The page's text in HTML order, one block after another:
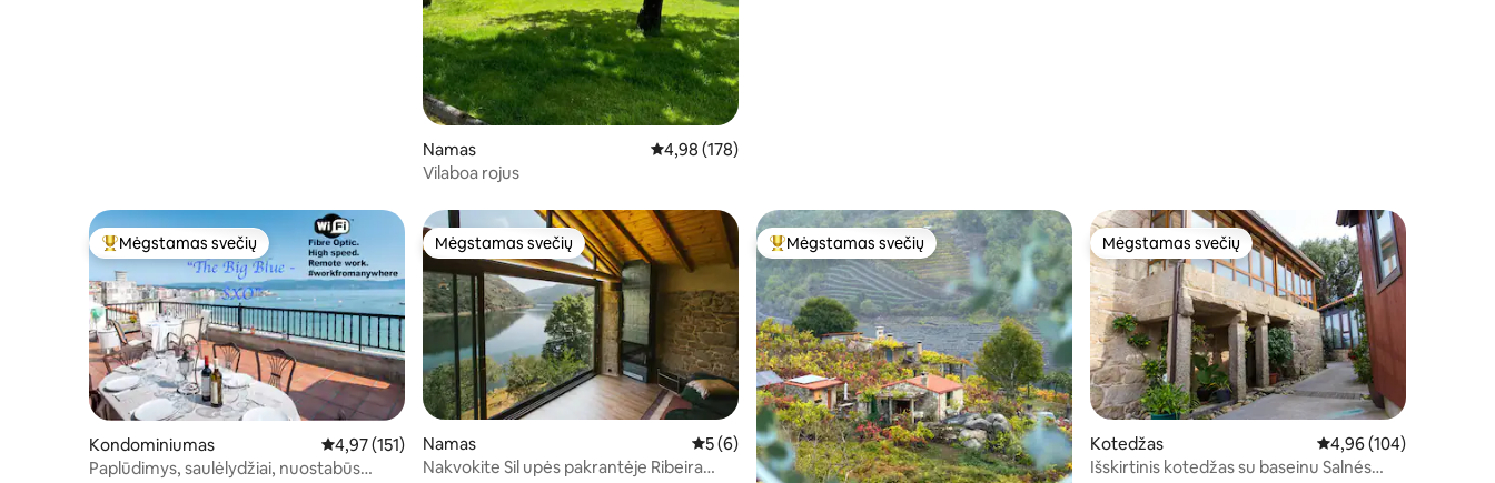
Namas Vidutinis įvertinimas: 4,98 iš 5, atsiliepimų: 178
4,98 (178)
Vilaboa rojus
Svečių mėgstamiausias
Mėgstamas svečių
Kondominiumas Vidutinis įvertinimas: 4,97 iš 5, atsiliepimų: 151
4,97 (151)
Paplūdimys, saulėlydžiai, nuostabūs
Mėgstamas svečių
Mėgstamas svečių
Namas Vidutinis įvertinimas: 5 iš 5, atsiliepimų: 6
5 (6)
Nakvokite Sil upės pakrantėje Ribeira
Svečių mėgstamiausias
Mėgstamas svečių Mėgstamas svečių
Mėgstamas svečių
Kotedžas Vidutinis įvertinimas:
4,96 (104)
Išskirtinis kotedžas su baseinu Salnés